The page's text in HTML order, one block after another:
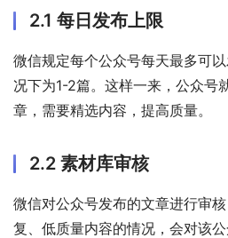
2.1 每日发布上限
微信规定每个公众号每天最多可
况下为1-2篇。这样一来，公众号
章，需要精选内容，提高质量。
2.2 素材库审核
微信对公众号发布的文章进行审
复、低质量内容的情况，会对该